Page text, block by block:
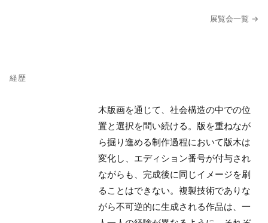
展覧会一覧 →
経歴
木版画を通じて、社会構造の中での位
置と選択を問い続ける。版を重ねなが
ら掘り進める制作過程において版木は
変化し、エディション番号が付与され
ながらも、完成後に同じイメージを刷
ることはできない。複製技術でありな
がら不可逆的に生成される作品は、一